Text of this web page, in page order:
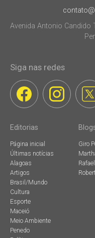
Avenida Antonio Candido
Siga nas redes
Editorias
Página inicial
Últimas notícias
Alagoas
Artigos
Brasil/Mundo
Cultura
Esporte
Maceió
Meio Ambiente
Penedo
Giro